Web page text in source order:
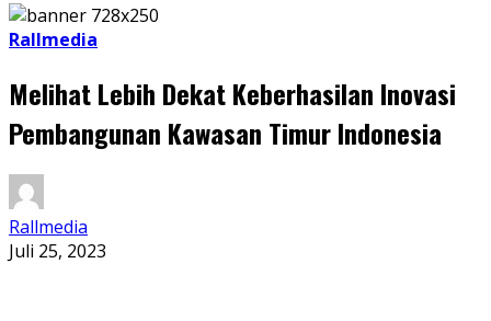
Rallmedia
Melihat Lebih Dekat Keberhasilan Inovasi
Pembangunan Kawasan Timur Indonesia
Rallmedia
Juli 25, 2023